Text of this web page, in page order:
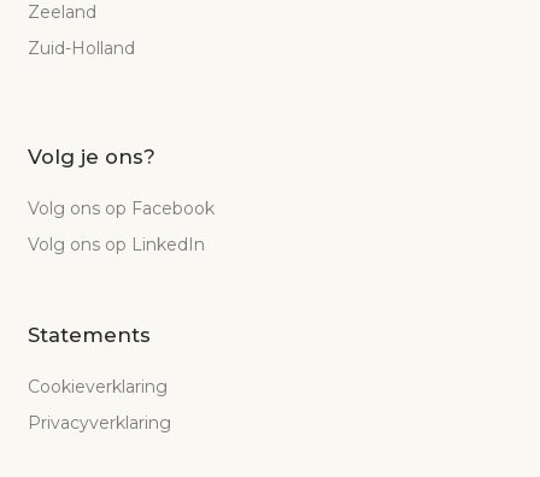
Zeeland
Zuid-Holland
Volg je ons?
Volg ons op Facebook
Volg ons op LinkedIn
Statements
Cookieverklaring
Privacyverklaring